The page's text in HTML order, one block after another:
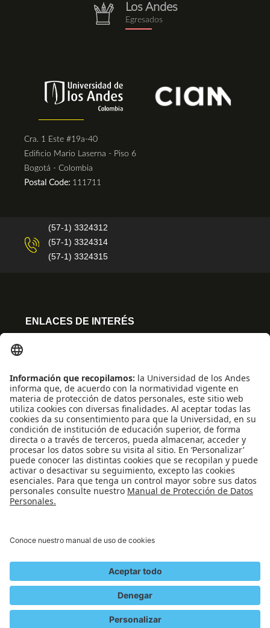
repositorio.png
Los Andes
Egresados
Cra. 1 Este #19a-40
Edificio Mario Laserna - Piso 6
Bogotá - Colombia
Postal Code: 111711
(57-1) 3324312
(57-1) 3324314
(57-1) 3324315
ENLACES DE INTERÉS
Banner
Biblioteca
Eventos
Educación continua
SCOPUS
Decanatura de Estudiantes
WEB OF SCIENCE
Universidad de los Andes | Vigilada Mineducación
Reconocimiento como Universidad: Decreto 1297 del 30 de mayo de 1964.
Reconocimiento personería jurídica: Resolución 28 del 23 de febrero de 1949
© - Derechos Reservados Universidad de los Andes